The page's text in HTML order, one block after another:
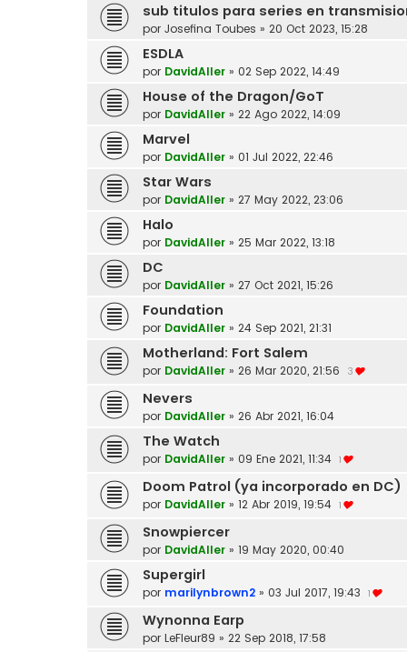
sub titulos para series en
por Josefina Toubes » 20 Oct 2023, 15:28
ESDLA
por DavidAller » 02 Sep 2022, 14:49
House of the Dragon/GoT
por DavidAller » 22 Ago 2022, 14:09
Marvel
por DavidAller » 01 Jul 2022, 22:46
Star Wars
por DavidAller » 27 May 2022, 23:06
Halo
por DavidAller » 25 Mar 2022, 13:18
DC
por DavidAller » 27 Oct 2021, 15:26
Foundation
por DavidAller » 24 Sep 2021, 21:31
Motherland: Fort Salem
por DavidAller » 26 Mar 2020, 21:56 3
Nevers
por DavidAller » 26 Abr 2021, 16:04
The Watch
por DavidAller » 09 Ene 2021, 11:34 1
Doom Patrol (ya incorporado en DC)
por DavidAller » 12 Abr 2019, 19:54 1
Snowpiercer
por DavidAller » 19 May 2020, 00:40
Supergirl
por marilynbrown2 » 03 Jul 2017, 19:43 1
Wynonna Earp
por LeFleur89 » 22 Sep 2018, 17:58